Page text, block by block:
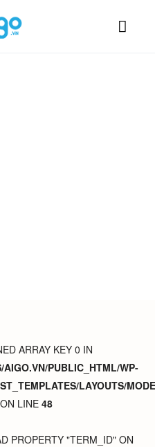
ARRAY KEY 0 IN
PUBLIC_HTML/WP-
LAYOUTS/
ON LINE 48
PROPERTY "TERM_ID" ON